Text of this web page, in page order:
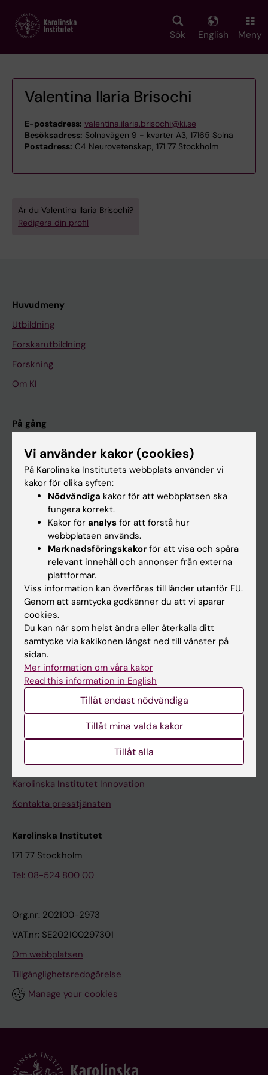
main
Sök English Meny
Valentina Ilaria Brisochi
E-postadress: valentina.ilaria.brisochi@ki.se
Besöksadress: Solnavägen 9 - kvarter A3, 17165 Solna
Postadress: C4 Neurovetenskap, 171 77 Stockholm
Är du Valentina Ilaria Brisochi?
Redigera din profil
Huvudmeny
Utbildning
Forskarutbildning
Forskning
Om KI
På gång
Kalender
Student
Studentmejlen
Kurs- och programwebbar
Student på KI
Medarbetare
Medarbetarportalen
Kontakta och besök KI
Universitetsbiblioteket
Stöd forskning och utbildning
Jobba på KI
Karolinska Institutet Innovation
Kontakta presstjänsten
Karolinska Institutet
171 77 Stockholm
Tel: 08-524 800 00
Org.nr: 202100-2973
VAT.nr: SE202100297301
Om webbplatsen
Tillgänglighetsredogörelse
Manage your cookies
Vi använder kakor (cookies)
På Karolinska Institutets webbplats använder vi
kakor för olika syften:
Nödvändiga kakor för att webbplatsen ska
fungera korrekt.
Kakor för analys för att förstå hur
webbplatsen används.
Marknadsföringskakor för att visa och spåra
relevant innehåll och annonser från externa
plattformar.
Viss information kan överföras till länder utanför EU.
Genom att samtycka godkänner du att vi sparar
cookies.
Du kan när som helst ändra eller återkalla ditt
samtycke via kakikonen längst ned till vänster på
sidan.
Mer information om våra kakor
Read this information in English
Tillåt endast nödvändiga
Tillåt mina valda kakor
Tillåt alla